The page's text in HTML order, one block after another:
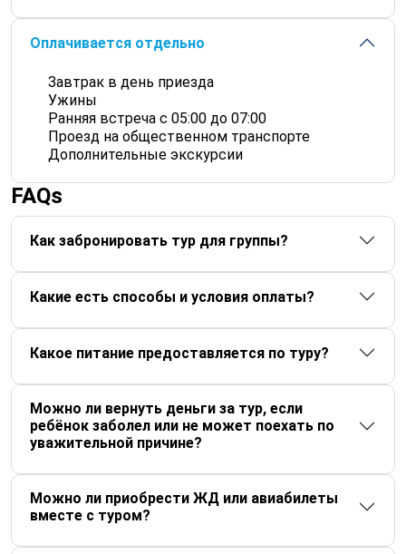
Оплачивается отдельно
Завтрак в день приезда
Ужины
Ранняя встреча с 05:00 до 07:00
Проезд на общественном транспорте
Дополнительные экскурсии
FAQs
Как забронировать тур для группы?
Какие есть способы и условия оплаты?
Какое питание предоставляется по туру?
Можно ли вернуть деньги за тур, если
ребёнок заболел или не может поехать по
уважительной причине?
Можно ли приобрести ЖД или авиабилеты
вместе с туром?